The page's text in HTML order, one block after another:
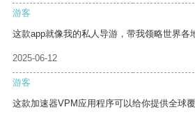
游客
这款app就像我的私人导游，带我领略世界各
2025-06-12
游客
这款加速器VPM应用程序可以给你提供全球